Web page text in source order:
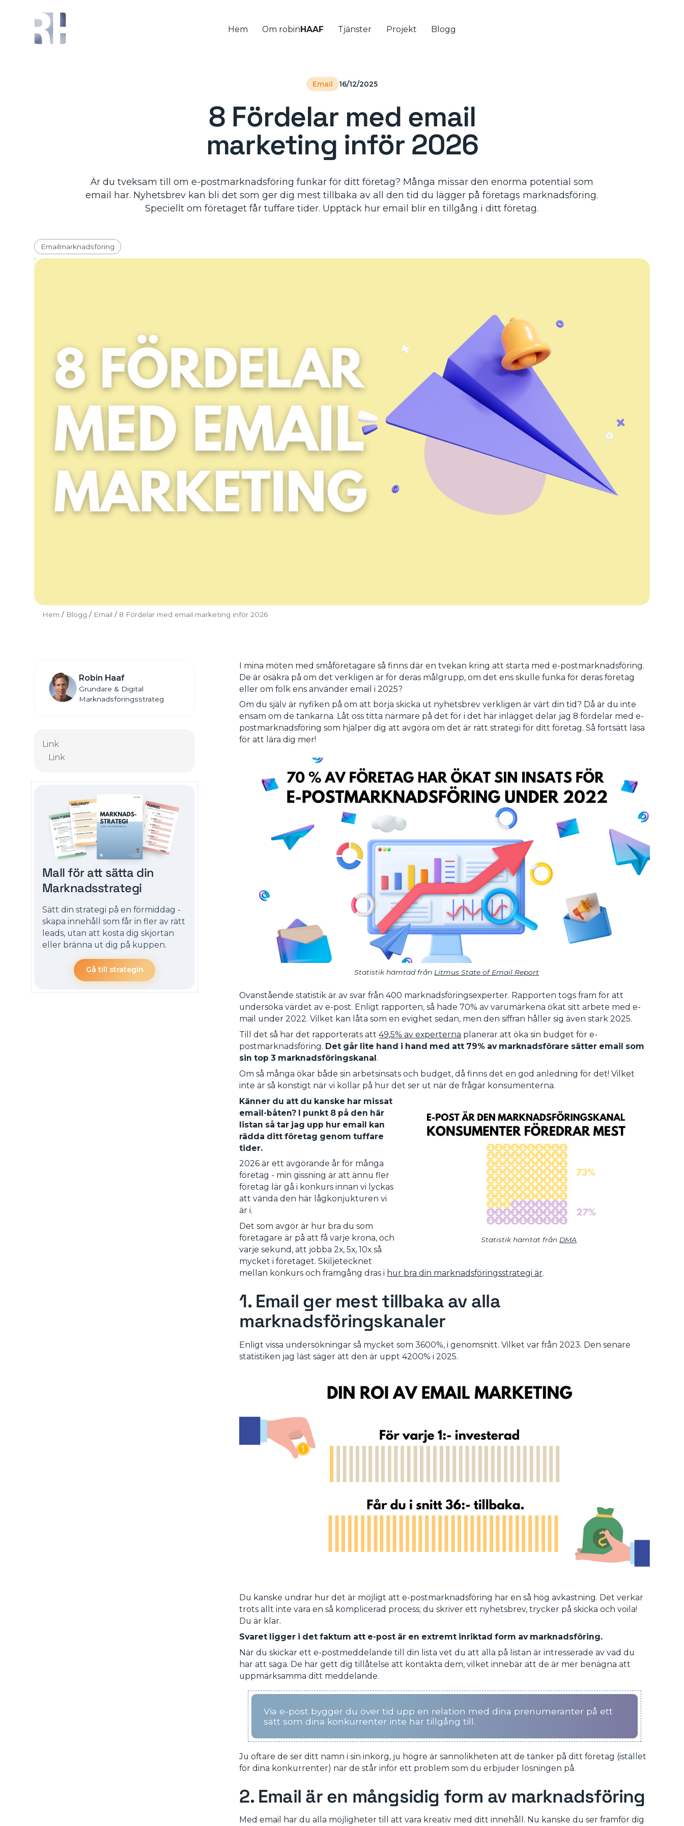
Hem Om robinHAAF Tjänster Projekt Blogg
Email 16/12/2025
8 Fördelar med email
marketing inför 2026
Är du tveksam till om e-postmarknadsföring funkar för ditt företag? Många missar den enorma potential som
email har. Nyhetsbrev kan bli det som ger dig mest tillbaka av all den tid du lägger på företags marknadsföring.
Speciellt om företaget får tuffare tider. Upptäck hur email blir en tillgång i ditt företag.
Emailmarknadsföring
Hem / Blogg / Email / 8 Fördelar med email marketing inför 2026
Robin Haaf
Grundare & Digital
Marknadsföringsstrateg
Link
Link
Mall för att sätta din
Marknadsstrategi
Sätt din strategi på en förmiddag -
skapa innehåll som får in fler av rätt
leads, utan att kosta dig skjortan
eller bränna ut dig på kuppen.
Gå till strategin
I mina möten med småföretagare så finns där en tvekan kring att starta med e-postmarknadsföring.
De är osäkra på om det verkligen är för deras målgrupp, om det ens skulle funka för deras företag
eller om folk ens använder email i 2025?
Om du själv är nyfiken på om att börja skicka ut nyhetsbrev verkligen är värt din tid? Då är du inte
ensam om de tankarna. Låt oss titta närmare på det för i det här inlägget delar jag 8 fördelar med e-
postmarknadsföring som hjälper dig att avgöra om det är rätt strategi för ditt företag. Så fortsätt läsa
för att lära dig mer!
Statistik hämtad från Litmus State of Email Report
Ovanstående statistik är av svar från 400 marknadsföringsexperter. Rapporten togs fram för att
undersöka värdet av e-post. Enligt rapporten, så hade 70% av varumärkena ökat sitt arbete med e-
mail under 2022. Vilket kan låta som en evighet sedan, men den siffran håller sig även stark 2025.
Till det så har det rapporterats att49,5% av experterna planerar att öka sin budget för e-
postmarknadsföring. Det går lite hand i hand med att 79% av marknadsförare sätter email som
sin top 3 marknadsföringskanal.
Om så många ökar både sin arbetsinsats och budget, då finns det en god anledning för det! Vilket
inte är så konstigt när vi kollar på hur det ser ut när de frågar konsumenterna.
Statistik hämtat från DMA
Känner du att du kanske har missat
email-båten? I punkt 8 på den här
listan så tar jag upp hur email kan
rädda ditt företag genom tuffare
tider.
2026 är ett avgörande år för många
företag - min gissning är att ännu fler
företag lär gå i konkurs innan vi lyckas
att vända den här lågkonjukturen vi
är i.
Det som avgör är hur bra du som
företagare är på att få varje krona, och
varje sekund, att jobba 2x, 5x, 10x så
mycket i företaget. Skiljetecknet
mellan konkurs och framgång dras i hur bra din marknadsföringsstrategi är.
1. Email ger mest tillbaka av alla
marknadsföringskanaler
Enligt vissa undersökningar så mycket som 3600%, i genomsnitt. Vilket var från 2023. Den senare
statistiken jag läst säger att den är uppt 4200% i 2025.
Du kanske undrar hur det är möjligt att e-postmarknadsföring har en så hög avkastning. Det verkar
trots allt inte vara en så komplicerad process; du skriver ett nyhetsbrev, trycker på skicka och voila!
Du är klar.
Svaret ligger i det faktum att e-post är en extremt inriktad form av marknadsföring.
När du skickar ett e-postmeddelande till din lista vet du att alla på listan är intresserade av vad du
har att säga. De har gett dig tillåtelse att kontakta dem, vilket innebär att de är mer benägna att
uppmärksamma ditt meddelande.
Via e-post bygger du över tid upp en relation med dina prenumeranter på ett
sätt som dina konkurrenter inte har tillgång till.
Ju oftare de ser ditt namn i sin inkorg, ju högre är sannolikheten att de tänker på ditt företag (istället
för dina konkurrenter) när de står inför ett problem som du erbjuder lösningen på.
2. Email är en mångsidig form av marknadsföring
Med email har du alla möjligheter till att vara kreativ med ditt innehåll. Nu kanske du ser framför dig